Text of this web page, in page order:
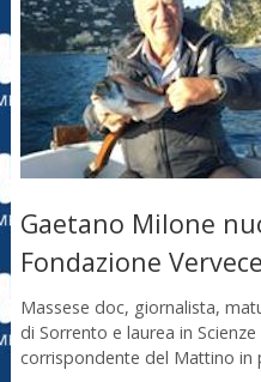
Gaetano Milone
Fondazione Vervece
Massese doc, giornalista,
di Sorrento e laurea in
corrispondente del Mattino in